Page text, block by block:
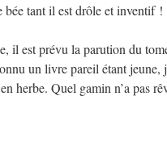
bée tant il est drôle et inventif !
il est prévu la parution du
un livre pareil étant
herbe. Quel gamin n’a pas